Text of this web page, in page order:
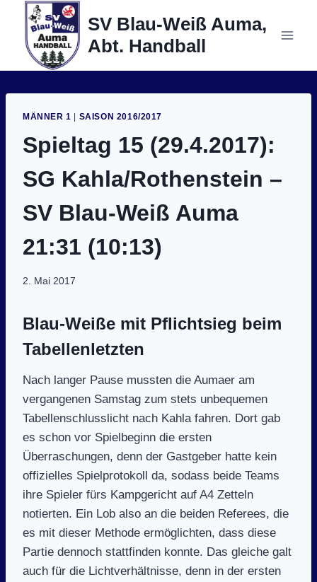
springen
SV Blau-Weiß Auma,
Abt. Handball
MÄNNER 1 SAISON 2016/2017
Spieltag 15 (29.4.2017):
SG Kahla/Rothenstein –
SV Blau-Weiß Auma
21:31 (10:13)
2. Mai 2017
Blau-Weiße mit Pflichtsieg beim
Tabellenletzten
Nach langer Pause mussten die Aumaer am
vergangenen Samstag zum stets unbequemen
Tabellenschlusslicht nach Kahla fahren. Dort gab
es schon vor Spielbeginn die ersten
Überraschungen, denn der Gastgeber hatte kein
offizielles Spielprotokoll da, sodass beide Teams
ihre Spieler fürs Kampgericht auf A4 Zetteln
notierten. Ein Lob also an die beiden Referees, die
es mit dieser Methode ermöglichten, dass diese
Partie dennoch stattfinden konnte. Das gleiche galt
auch für die Lichtverhältnisse, denn in der ersten